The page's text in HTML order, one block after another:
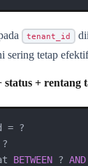
tenant_id
sering tetap
+ rentang
= ?
BETWEEN ? AND